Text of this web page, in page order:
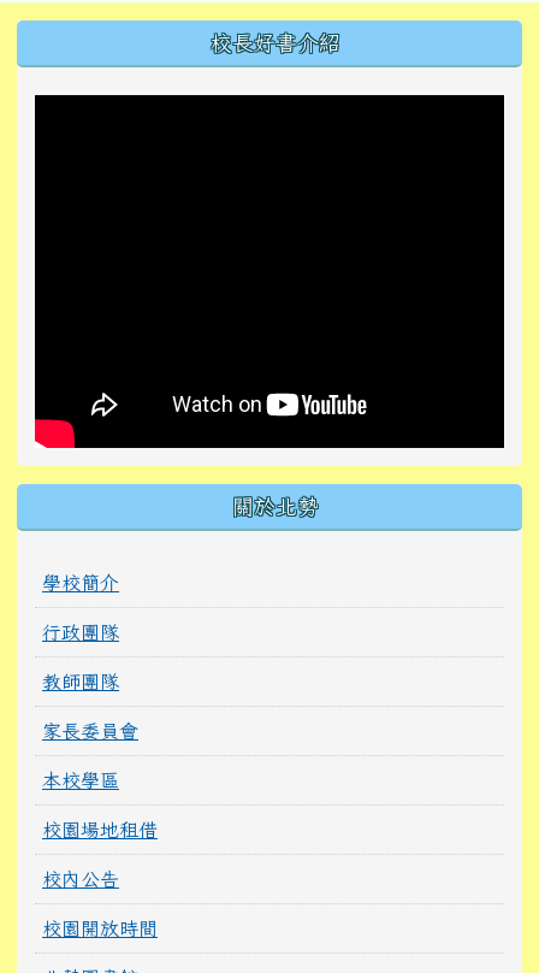
校長好書介紹
關於北勢
學校簡介
行政團隊
教師團隊
家長委員會
本校學區
校園場地租借
校內公告
校園開放時間